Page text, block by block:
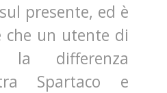
presente, ed è
che un utente di
differenza
Spartaco e